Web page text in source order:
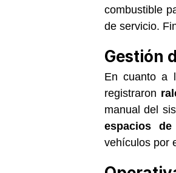
combustible
de servicio.
Gestión
En cuanto a
registraron
manual del
espacios de
vehículos por